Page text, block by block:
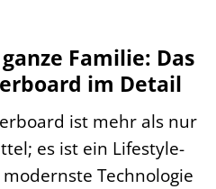
Familie: Das
im Detail
ist mehr als nur
es ist ein Lifestyle-
Technologie